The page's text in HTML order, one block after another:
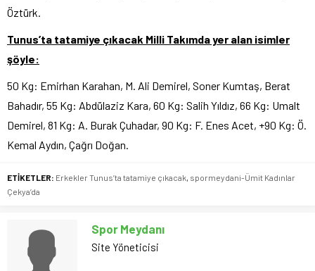
Öztürk.
Tunus’ta tatamiye çıkacak Milli Takımda yer alan isimler
şöyle:
50 Kg: Emirhan Karahan, M. Ali Demirel, Soner Kumtaş, Berat
Bahadır, 55 Kg: Abdülaziz Kara, 60 Kg: Salih Yıldız, 66 Kg: Umalt
Demirel, 81 Kg: A. Burak Çuhadar, 90 Kg: F. Enes Acet, +90 Kg: Ö.
Kemal Aydın, Çağrı Doğan.
ETİKETLER: Erkekler Tunus’ta tatamiye çıkacak spormeydani-Ümit Kadınlar
Çekya’da
Spor Meydanı
Site Yöneticisi